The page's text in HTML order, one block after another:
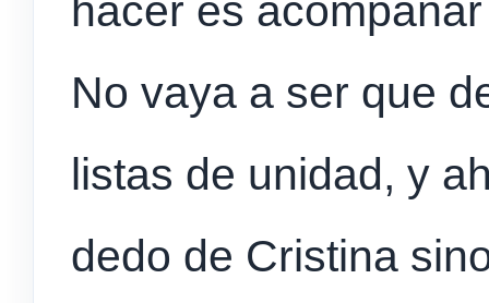
hacer es
No vaya a ser que
listas de unidad, y
dedo de Cristina